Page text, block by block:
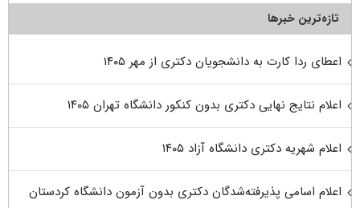
تازه‌ترین خبرها
اعطای ردا کارت به دانشجویان دکتری از مهر ۱۴۰۵
اعلام نتایج نهایی دکتری بدون کنکور دانشگاه تهران ۱۴۰۵
اعلام شهریه دکتری دانشگاه آزاد ۱۴۰۵
اعلام اسامی پذیرفته‌شدگان دکتری بدون آزمون دانشگاه کردستان